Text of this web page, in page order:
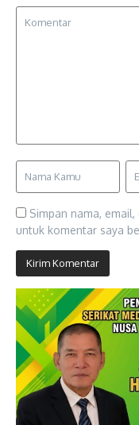
Simpan nama,
untuk komentar saya